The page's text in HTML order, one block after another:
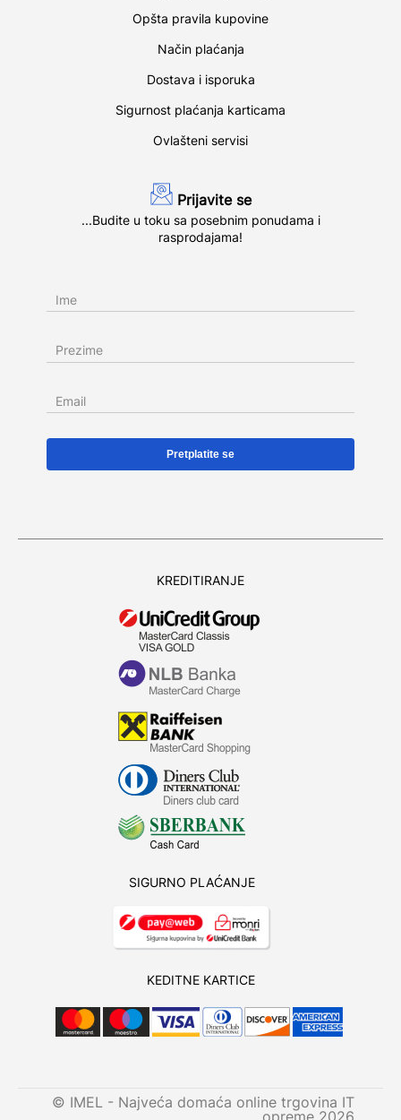
Opšta pravila kupovine
Način plaćanja
Dostava i isporuka
Sigurnost plaćanja karticama
Ovlašteni servisi
Prijavite se
...Budite u toku sa posebnim ponudama i
rasprodajama!
Ime
Prezime
Email
KREDITIRANJE
SIGURNO PLAĆANJE
KEDITNE KARTICE
© IMEL - Najveća domaća online trgovina IT